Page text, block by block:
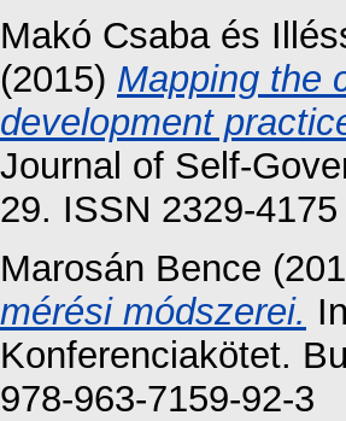
Makó Csabaés
(2015) Mapping the
development
Journal of Self-
29. ISSN 2329-4175
Marosán Bence
mérési módszerei.
Konferenciakötet.
978-963-7159-92-3